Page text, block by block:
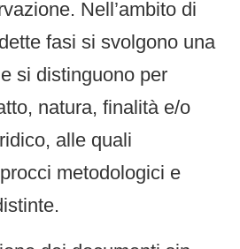
Nell’ambito di
fasi si svolgono una
si distinguono per
natura, finalità e/o
alle quali
metodologici e